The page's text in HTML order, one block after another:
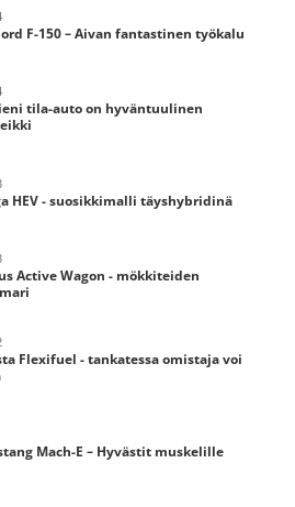
F-150 – Aivan fantastinen työkalu
tila-auto on hyväntuulinen
HEV - suosikkimalli täyshybridinä
Active Wagon - mökkiteiden
Flexifuel - tankatessa omistaja voi
Mach-E – Hyvästit muskelille